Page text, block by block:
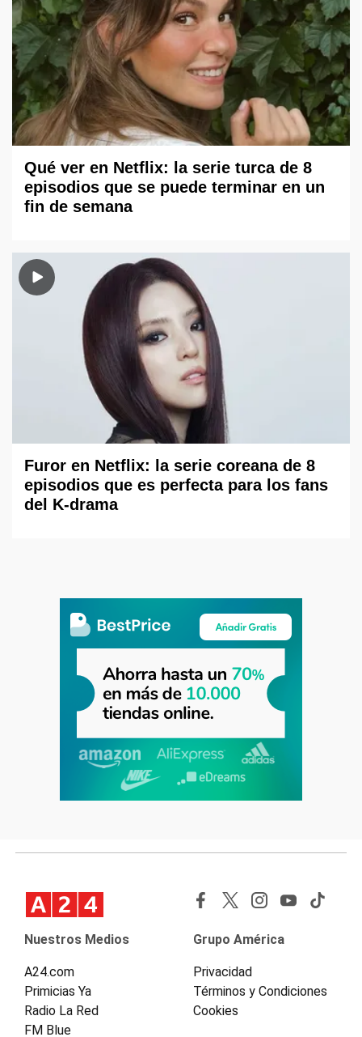
Qué ver en Netflix: la serie turca de 8
episodios que se puede terminar en un
fin de semana
Furor en Netflix: la serie coreana de 8
episodios que es perfecta para los fans
del K-drama
Nuestros Medios
A24.com
Primicias Ya
Radio La Red
FM Blue
Grupo América
Privacidad
Términos y Condiciones
Cookies